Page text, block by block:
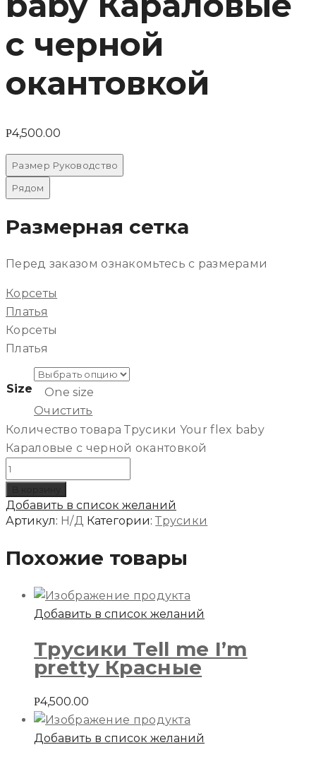
с черной
окантовкой
Р4,500.00
Размер Руководство
Рядом
Размерная сетка
Перед заказом ознакомьтесь с размерами
Корсеты
Платья
Корсеты
Платья
Size
One size
Очистить
Количество товара Трусики Your flex baby
Караловые с черной окантовкой
Добавить в список желаний
Артикул: Н/Д Категории:Трусики
Похожие товары
Добавить в список желаний
Трусики Tell me I’m
pretty Красные
Р4,500.00
Добавить в список желаний